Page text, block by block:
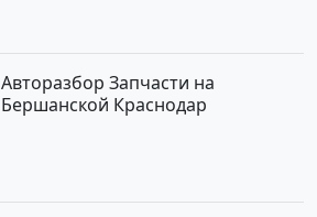
Авторазбор Запчасти на
Бершанской Краснодар